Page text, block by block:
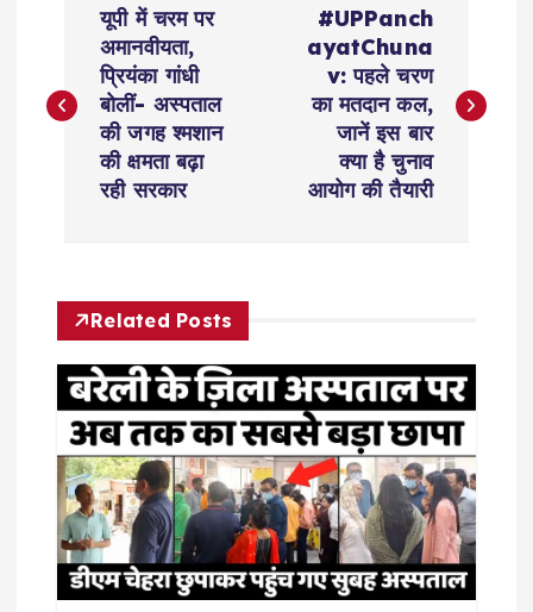
s
a
v
g
a
t
यूपी में चरम पर
अमानवीयता,
प्रियंका गांधी
बोलीं- अस्पताल
की जगह श्मशान
की क्षमता बढ़ा
रही सरकार
#UPPanch
ayatChuna
v: पहले चरण
का मतदान कल,
जानें इस बार
क्या है चुनाव
आयोग की तैयारी
Related Posts